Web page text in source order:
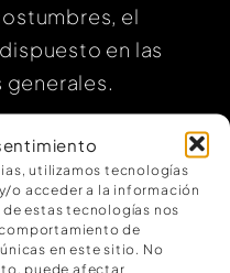
utilizamos tecnologías
o acceder a la información
estas tecnologías nos
de
en este sitio. No
puede afectar
el
en las
la prestación
a la
web no se exige
del